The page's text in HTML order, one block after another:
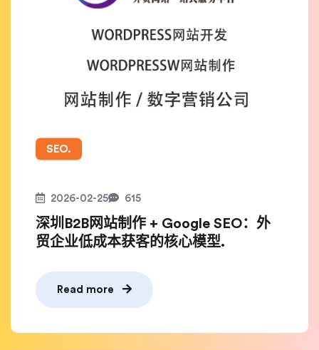
SEO.
2026-02-25 615
深圳B2B网站制作 + Google SEO：外
贸企业低成本获客的核心模型.
Read more